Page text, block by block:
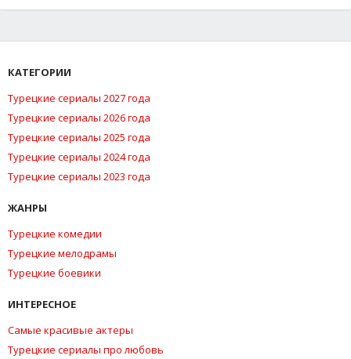
КАТЕГОРИИ
Турецкие сериалы 2027 года
Турецкие сериалы 2026 года
Турецкие сериалы 2025 года
Турецкие сериалы 2024 года
Турецкие сериалы 2023 года
ЖАНРЫ
Турецкие комедии
Турецкие мелодрамы
Турецкие боевики
ИНТЕРЕСНОЕ
Самые красивые актеры
Турецкие сериалы про любовь